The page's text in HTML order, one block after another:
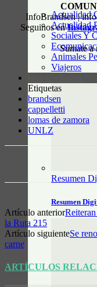
Actualidad
Actualidad
Sociales Y
Animales
Viajeros
Resumen
Resumen
InfoBrandsen |
Seguinos en
Sumate a
Etiquetas
brandsen
cappelletti
lomas de zamora
UNLZ
Artículo anterior
la Ruta 215
Artículo siguienteSe
carne
ARTÍCULOS